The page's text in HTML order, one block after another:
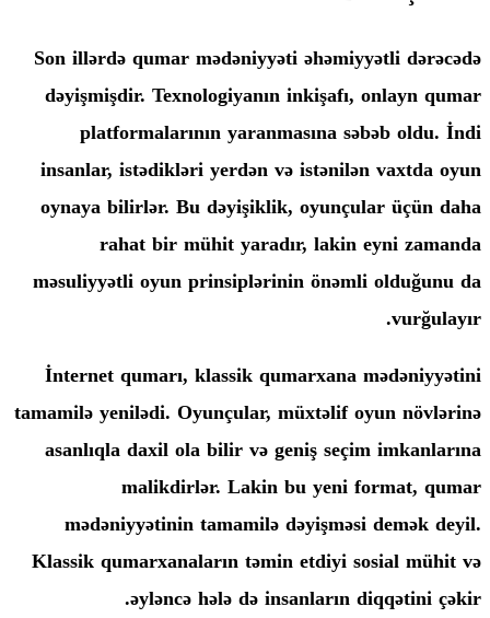
Son illərdə qumar mədəniyyəti
dəyişmişdir. Texnologiyanın
platformalarının yaranmasına
insanlar, istədikləri yerdən və
oynaya bilirlər. Bu dəyişiklik,
rahat bir mühit yaradır,
məsuliyyətli oyun prinsiplərinin
İnternet qumarı, klassik
tamamilə yenilədi. Oyunçular,
asanlıqla daxil ola bilir və geniş
malikdirlər. Lakin bu
mədəniyyətinin tamamilə
Klassik qumarxanaların təmin
əyləncə hələ də